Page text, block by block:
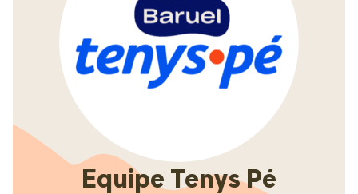
Equipe Tenys Pé